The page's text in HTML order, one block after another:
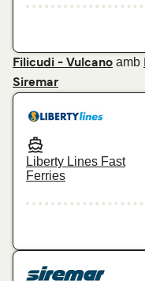
Filicudi - Vulcano amb
Siremar
Liberty Lines Fast
Ferries